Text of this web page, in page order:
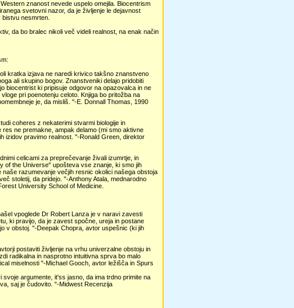
znanost nevede uspelo omejila. Biocentrism
svetovni nazor, da je življenje le dejavnost
nesmrten.
da bo bralec nikoli več videli realnost, na enak način
kratka izjava ne naredi krivico takšno znanstveno
ali skupino bogov. Znanstveniki delajo pridobiti
biocentrist ki pripisuje odgovor na opazovalca in ne
pri poenotenju celoto. Knjiga bo pritožba na
je, da misliš. "-E. Donnall Thomas, 1990
coheres z nekaterimi stvarmi biologije in
ne premakne, ampak delamo (mi smo aktivne
izidov pravimo realnost. "-Ronald Green, direktor
celicami za preprečevanje živali izumrtje, in
of the Universe" upošteva vse znanje, ki smo jih
razumevanje večjih resnic okolici našega obstoja
stoletij, da pridejo. "-Anthony Atala, mednarodno
University School of Medicine.
vpoglede Dr Robert Lanza je v naravi zavesti
ki pravijo, da je zavest spočne, ureja in postane
v obstoj. "-Deepak Chopra, avtor uspešnic (ki jih
postaviti življenje na vrhu univerzalne obstoju in
radikalna in nasprotno intuitivna sprva bo malo
miselnosti "-Michael Gooch, avtor ležišča in Spurs
argumente, it'ss jasno, da ima trdno primite na
saj je čudovito. "-Midwest Recenzija